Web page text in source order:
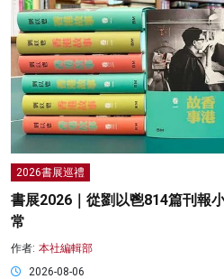
2026書展巡禮
書展2026｜從劉以鬯814篇刊報
常
作者: 本社編輯部
2026-08-06